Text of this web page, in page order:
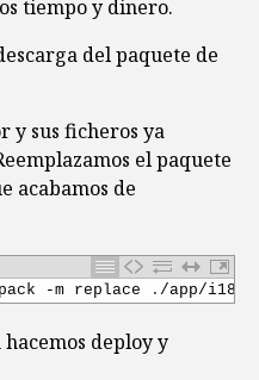
tiempo y dinero.
del paquete de
y sus ficheros ya
el paquete
acabamos de
pack -m replace . /app/i18n
deploy y